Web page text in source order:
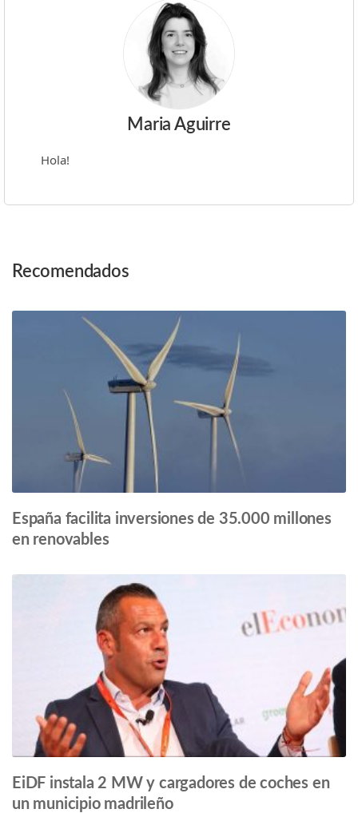
Maria Aguirre
Hola!
Post
Recomendados
España facilita inversiones de 35.000 millones
en renovables
EiDF instala 2 MW y cargadores de coches en
un municipio madrileño